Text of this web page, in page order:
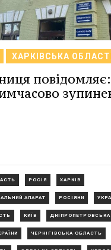
ХАРКІВСЬКА
повідомляє:
РОСІЯ ХАРКІВ
АПАРАТ РОСІЯНИ
КИЇВ
ЧЕРНІГІВСЬКА ОБЛАСТЬ